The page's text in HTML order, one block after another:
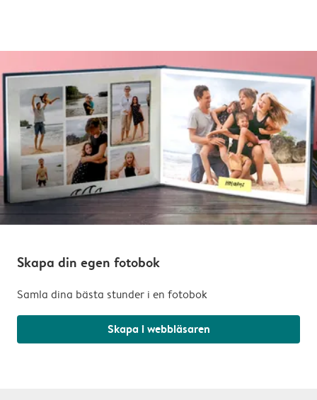
Skapa din egen fotobok
Samla dina bästa stunder i en fotobok
Skapa i webbläsaren